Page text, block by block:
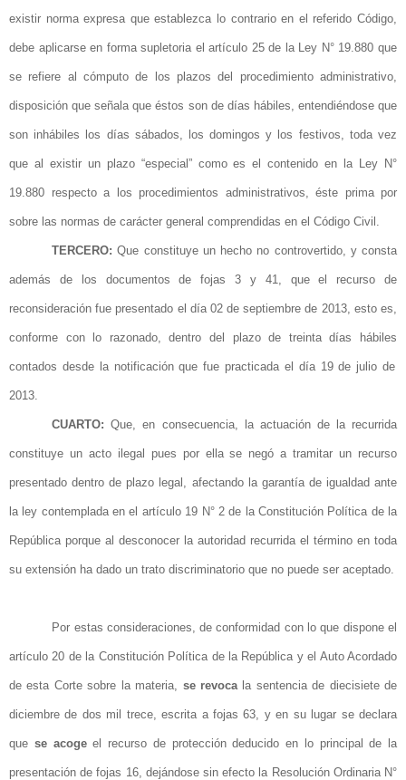
existir norma expresa que establezca lo contrario en el referido Código
debe aplicarse en forma supletoria elartículo 25 de la Ley N° 19.880 que
se refiere al cómputo de los plazosdel procedimiento administrativo,
disposición que señala que éstos son de días hábiles , entendiéndose que
son inhábiles los días sábados, los domingos y los festivos, toda vez
que al existir un plazo “especial” como es el contenido en la Ley N°
19.880 respecto a los procedimientos administrativos, éste prima por
sobre las normas de carácter general comprendidas en el Código Civil.
TERCERO: Que constituye un hecho no controvertido, y consta
además de los documentos de fojas 3 y 41, que el recurso de
reconsideración fue presentado el día 02 de septiembre de 2013, esto es,
conforme con lo razonado, dentro del plazo de treintadías hábiles
contados desde la notificación que fue practicada el día 19 de julio de
2013.
CUARTO: Que, en consecuencia, la actuación de la recurrida
constituye un acto ilegal pues por ella se negó a tramitar un recurso
presentado dentro de plazo legal, afectando la garantía de igualdad ante
la ley contemplada en el artículo19 N° 2 de la Constitución Política de la
República porque al desconocer la autoridad recurrida el término en toda
su extensión ha dado un trato discriminatorio que no puede ser aceptado.
Por estas consideraciones, de conformidad con lo que dispone el
artículo 20 de la Constitución Política de la República y el Auto Acordado
de esta Corte sobre la materia, se revocala sentencia de diecisiete de
diciembre de dos mil trece, escrita a fojas 63, y en su lugar se declara
que se acogeel recurso de proteccióndeducido en lo principal de la
presentación de fojas 16, dejándose sin efecto la Resolución Ordinaria N°